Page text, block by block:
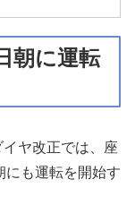
朝に運転
ヤ改正では、座
にも運転を開始す